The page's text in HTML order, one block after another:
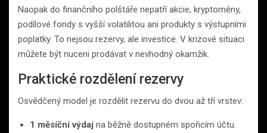
Naopak do finančního polštáře nepatří akcie, kryptoměny,
podílové fondy s vyšší volatilitou ani produkty s výstupními
poplatky. To nejsou rezervy, ale investice. V krizové situaci
můžete být nuceni prodávat v nevhodný okamžik.
Praktické rozdělení rezervy
Osvědčený model je rozdělit rezervu do dvou až tří vrstev:
1 měsíční výdaj na běžně dostupném spořicím účtu.